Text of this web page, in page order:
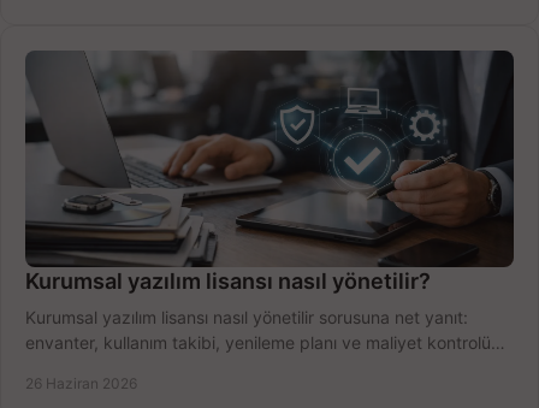
Kurumsal yazılım lisansı nasıl yönetilir?
Kurumsal yazılım lisansı nasıl yönetilir sorusuna net yanıt:
envanter, kullanım takibi, yenileme planı ve maliyet kontrolü
26 Haziran 2026